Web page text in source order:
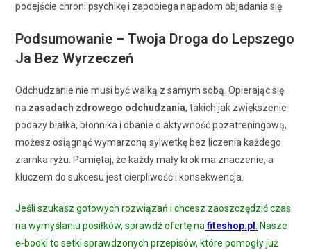
podejście chroni psychikę i zapobiega napadom objadania się.
Podsumowanie – Twoja Droga do Lepszego
Ja Bez Wyrzeczeń
Odchudzanie nie musi być walką z samym sobą. Opierając się
na zasadach zdrowego odchudzania, takich jak zwiększenie
podaży białka, błonnika i dbanie o aktywność pozatreningową,
możesz osiągnąć wymarzoną sylwetkę bez liczenia każdego
ziarnka ryżu. Pamiętaj, że każdy mały krok ma znaczenie, a
kluczem do sukcesu jest cierpliwość i konsekwencja.
Jeśli szukasz gotowych rozwiązań i chcesz zaoszczędzić czas
na wymyślaniu posiłków, sprawdź ofertę na fiteshop.pl. Nasze
e-booki to setki sprawdzonych przepisów, które pomogły już